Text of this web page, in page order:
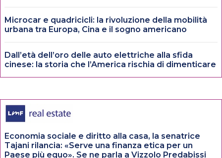
Microcar e quadricicli: la rivoluzione della mobilità
urbana tra Europa, Cina e il sogno americano
Dall’età dell’oro delle auto elettriche alla sfida
cinese: la storia che l’America rischia di dimenticare
Economia sociale e diritto alla casa, la senatrice
Tajani rilancia: «Serve una finanza etica per un
Paese più equo». Se ne parla a Vizzolo Predabissi